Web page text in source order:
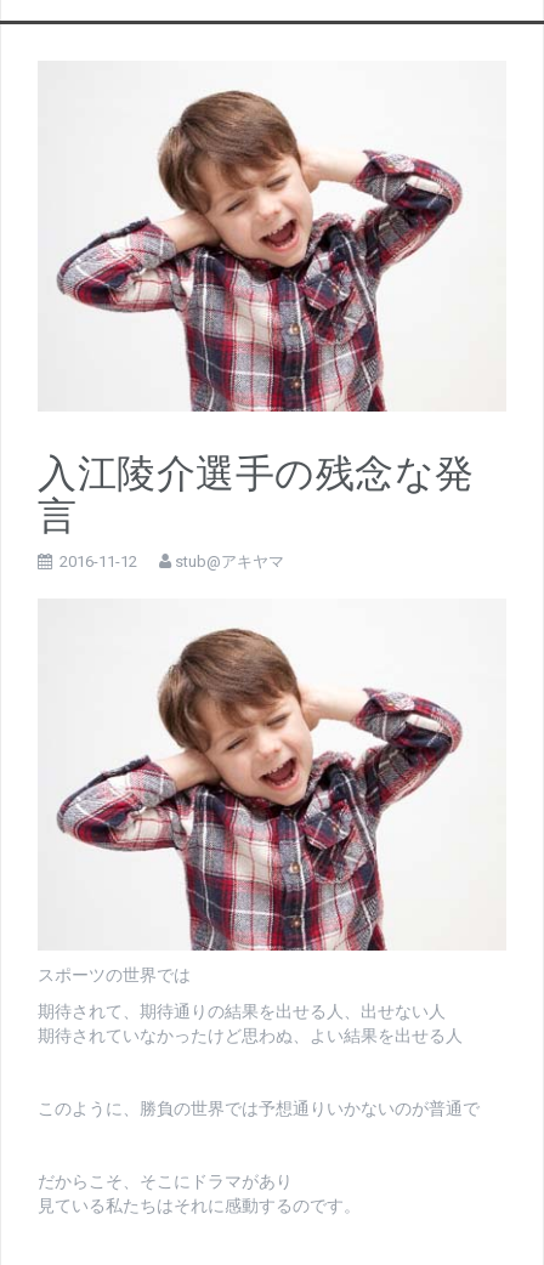
入江陵介選手の残念な発
言
2016-11-12 stub@アキヤマ
スポーツの世界では
期待されて、期待通りの結果を出せる人、出せない人
期待されていなかったけど思わぬ、よい結果を出せる人
このように、勝負の世界では予想通りいかないのが普通で
だからこそ、そこにドラマがあり
見ている私たちはそれに感動するのです。